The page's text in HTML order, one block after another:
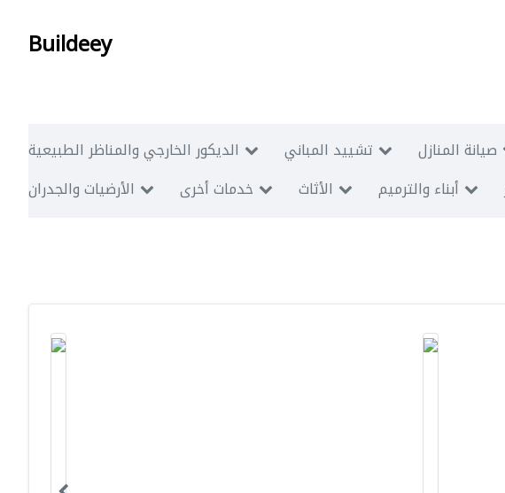
Buildeey
الديكور الخارجي والمناظر الطبيعية تشييد المباني صيانة المنازل
الأرضيات والجدران
خدمات أخرى الأثاث أبناء والترميم